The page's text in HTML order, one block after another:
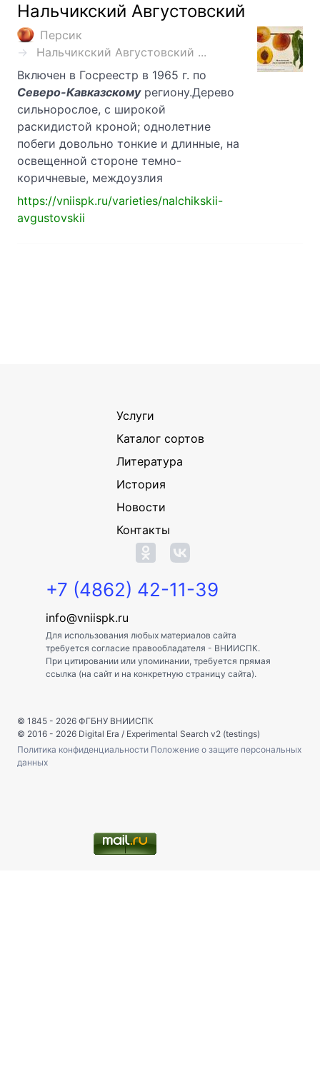
Нальчикский Августовский
Персик
Нальчикский Августовский ...
Включен в Госреестр в 1965 г. по
Северо-Кавказскомурегиону.Дерево
сильнорослое, с широкой
раскидистой кроной; однолетние
побеги довольно тонкие и длинные, на
освещенной стороне темно-
коричневые, междоузлия
https://vniispk.ru/varieties/nalchikskii-
avgustovskii
Услуги
Каталог сортов
Литература
История
Новости
Контакты
+7 (4862) 42-11-39
info@vniispk.ru
Для использования любых материалов сайта
требуется согласие правообладателя - ВНИИСПК.
При цитировании или упоминании, требуется прямая
ссылка (на сайт и на конкретную страницу сайта).
© 1845 - 2026 ФГБНУ ВНИИСПК
© 2016 - 2026 Digital Era / Experimental Search v2 (testings)
Политика конфиденциальности Положение о защите персональных
данных